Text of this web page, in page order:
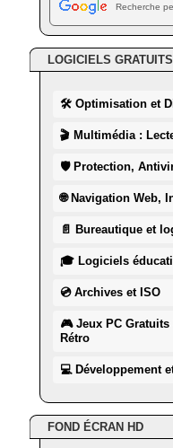
Recherche
LOGICIELS GRATUITS
🛠 Optimisation et
🎬 Multimédia :
🛡 Protection,
🌐 Navigation Web,
📄 Bureautique et
🎓 Logiciels
💿 Archives et ISO
🎮 Jeux PC Gratuits
Rétro
💻 Développement
FOND ÉCRAN HD